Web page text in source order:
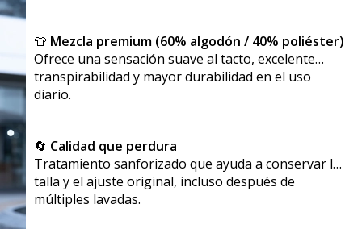
👕 Mezcla premium (60% algodón / 40% poliéster)
Ofrece una sensación suave al tacto, excelente
transpirabilidad y mayor durabilidad en el uso
diario.
🔄 Calidad que perdura
Tratamiento sanforizado que ayuda a conservar la
talla y el ajuste original, incluso después de
múltiples lavadas.